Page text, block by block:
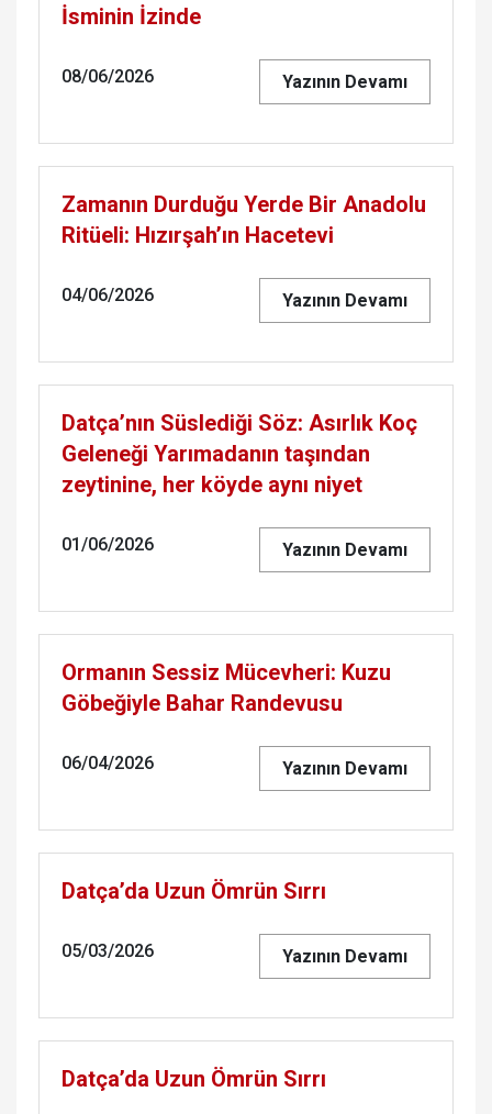
İsminin İzinde
08/06/2026 Yazının Devamı
Zamanın Durduğu Yerde Bir Anadolu
Ritüeli: Hızırşah’ın Hacetevi
04/06/2026 Yazının Devamı
Datça’nın Süslediği Söz: Asırlık Koç
Geleneği Yarımadanın taşından
zeytinine, her köyde aynı niyet
01/06/2026 Yazının Devamı
Ormanın Sessiz Mücevheri: Kuzu
Göbeğiyle Bahar Randevusu
06/04/2026 Yazının Devamı
Datça’da Uzun Ömrün Sırrı
05/03/2026 Yazının Devamı
Datça’da Uzun Ömrün Sırrı